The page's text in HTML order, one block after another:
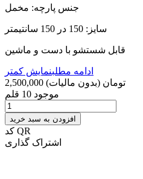
جنس پارچه: مخمل
سایز: 150 در 150 سانتیمتر
قابل شستشو با دست و ماشین
ادامه مطلبنمایش کمتر
2,500,000 تومان (بدون مالیات)
موجود 10 قلم
افزودن به سبد خرید
کد QR
اشتراک گذاری